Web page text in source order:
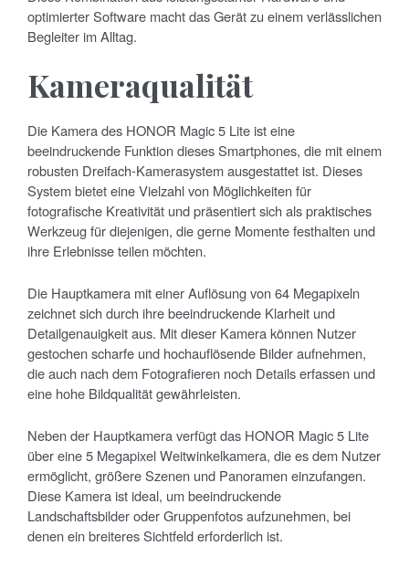
optimierter Software macht das Gerät zu einem verlässlichen
Begleiter im Alltag.
Kameraqualität
Die Kamera des HONOR Magic 5 Lite ist eine
beeindruckende Funktion dieses Smartphones, die mit einem
robusten Dreifach-Kamerasystem ausgestattet ist. Dieses
System bietet eine Vielzahl von Möglichkeiten für
fotografische Kreativität und präsentiert sich als praktisches
Werkzeug für diejenigen, die gerne Momente festhalten und
ihre Erlebnisse teilen möchten.
Die Hauptkamera mit einer Auflösung von 64 Megapixeln
zeichnet sich durch ihre beeindruckende Klarheit und
Detailgenauigkeit aus. Mit dieser Kamera können Nutzer
gestochen scharfe und hochauflösende Bilder aufnehmen,
die auch nach dem Fotografieren noch Details erfassen und
eine hohe Bildqualität gewährleisten.
Neben der Hauptkamera verfügt das HONOR Magic 5 Lite
über eine 5 Megapixel Weitwinkelkamera, die es dem Nutzer
ermöglicht, größere Szenen und Panoramen einzufangen.
Diese Kamera ist ideal, um beeindruckende
Landschaftsbilder oder Gruppenfotos aufzunehmen, bei
denen ein breiteres Sichtfeld erforderlich ist.